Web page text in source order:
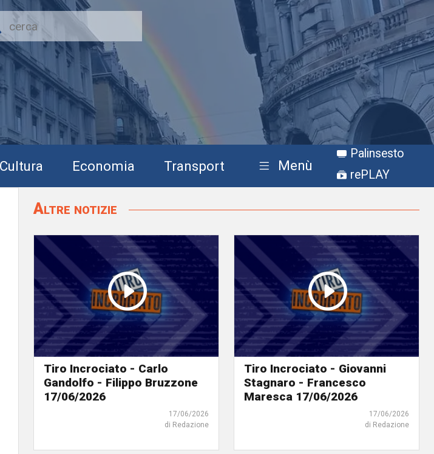
Cultura Economia Transport Menù
Palinsesto
rePLAY
Altre notizie
Tiro Incrociato - Carlo
Gandolfo - Filippo Bruzzone
17/06/2026
17/06/2026
di Redazione
Tiro Incrociato - Giovanni
Stagnaro - Francesco
Maresca 17/06/2026
17/06/2026
di Redazione